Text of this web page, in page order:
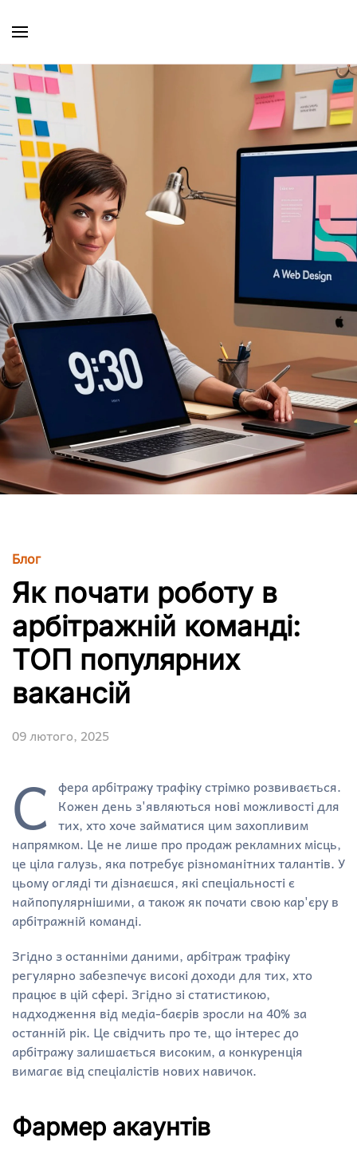
Блог
Як почати роботу в
арбітражній команді:
ТОП популярних
вакансій
09 лютого, 2025
С фера арбітражу трафіку стрімко розвивається.
Кожен день з'являються нові можливості для
тих, хто хоче займатися цим захопливим
напрямком. Це не лише про продаж рекламних місць,
це ціла галузь, яка потребує різноманітних талантів. У
цьому огляді ти дізнаєшся, які спеціальності є
найпопулярнішими, а також як почати свою кар'єру в
арбітражній команді.
Згідно з останніми даними, арбітраж трафіку
регулярно забезпечує високі доходи для тих, хто
працює в цій сфері. Згідно зі статистикою,
надходження від медіа-баєрів зросли на 40% за
останній рік. Це свідчить про те, що інтерес до
арбітражу залишається високим, а конкуренція
вимагає від спеціалістів нових навичок.
Фармер акаунтів